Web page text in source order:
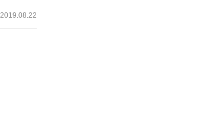
2019.08.22